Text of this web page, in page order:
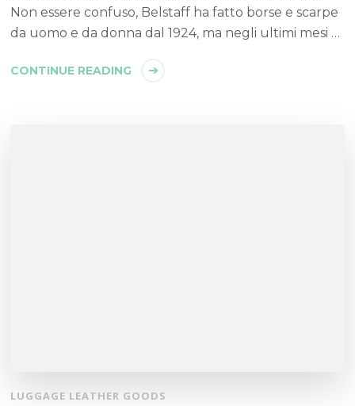
Non essere confuso, Belstaff ha fatto borse e scarpe
da uomo e da donna dal 1924, ma negli ultimi mesi …
CONTINUE READING
LUGGAGE LEATHER GOODS